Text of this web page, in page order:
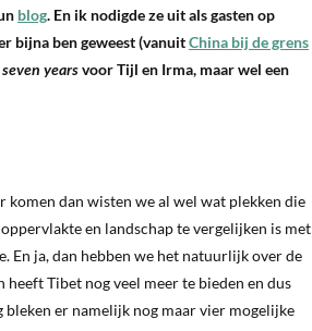
blog. En ik nodigde ze uit als gasten op
bijna ben geweest (vanuitChina bij de grens
seven yearsvoor Tijl en Irma, maar wel een
dan wisten we al wel wat plekken die
en landschap te vergelijken is met
ja, dan hebben we het natuurlijk over de
Tibet nog veel meer te bieden en dus
bleken er namelijk nog maar vier mogelijke